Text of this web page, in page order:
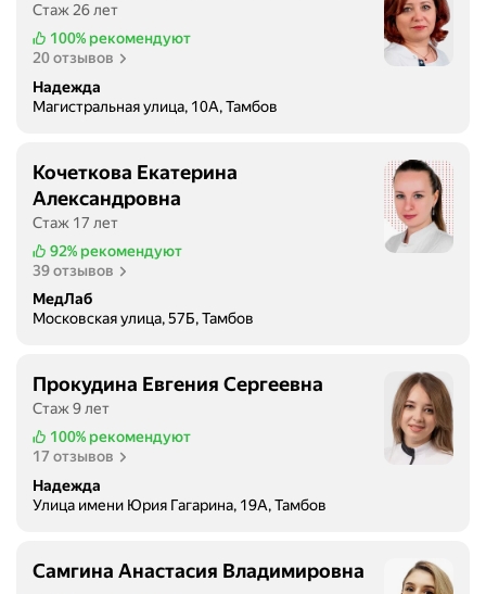
Стаж 26 лет
100% рекомендуют
20 отзывов
Надежда
Магистральная улица, 10А, Тамбов
Кочеткова Екатерина
Александровна
Стаж 17 лет
92% рекомендуют
39 отзывов
МедЛаб
Московская улица, 57Б, Тамбов
Прокудина Евгения Сергеевна
Стаж 9 лет
100% рекомендуют
17 отзывов
Надежда
Улица имени Юрия Гагарина, 19А, Тамбов
Самгина Анастасия Владимировна